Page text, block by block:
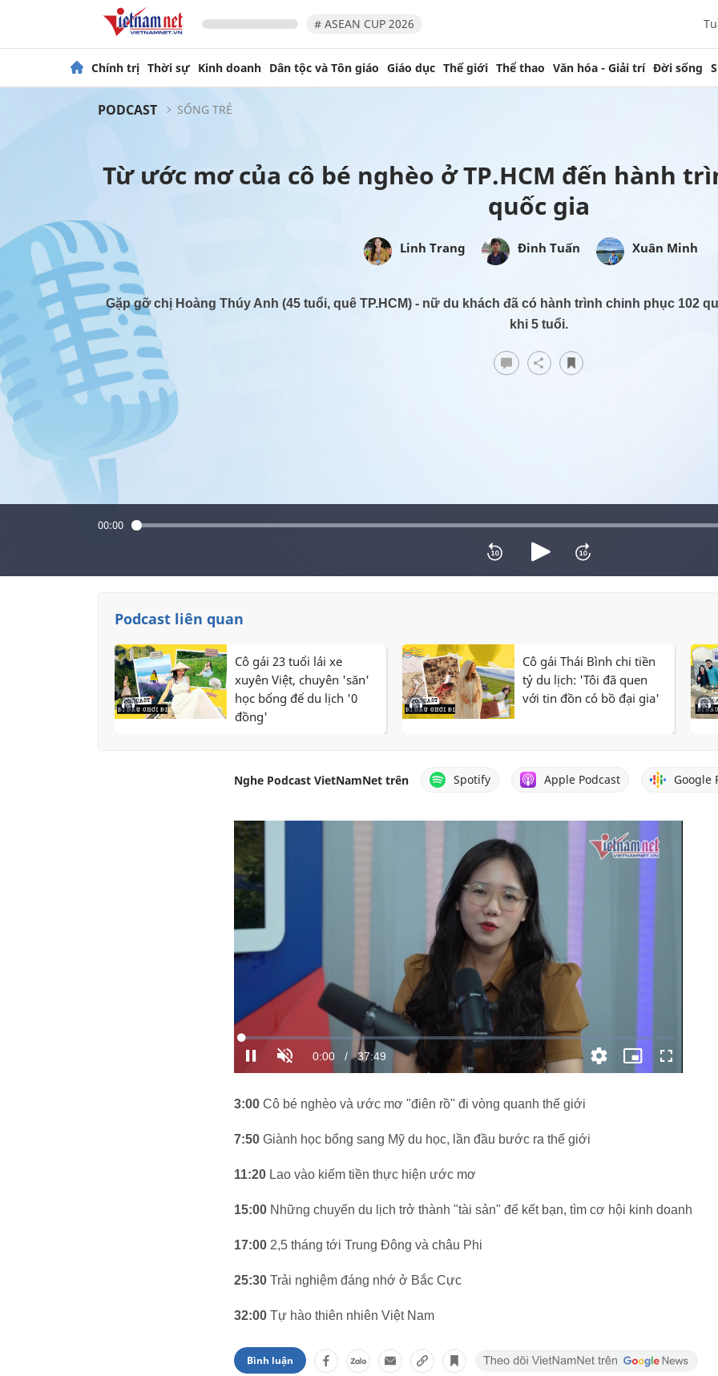
# ASEAN CUP 2026
Chính trị Thời sự Kinh doanh Dân tộc và Tôn giáo Giáo dục Thế giới Thể thao Văn hóa - Giải trí Đời sống
PODCAST SỐNG TRẺ
00:00
Từ ước mơ của cô bé nghèo ở TP.HCM đến hành
quốc gia
Linh Trang Đinh Tuấn Xuân Minh
Gặp gỡ chị Hoàng Thúy Anh (45 tuổi, quê TP.HCM) - nữ du khách đã có hành trình chinh phục 102
khi 5 tuổi.
Podcast liên quan
Cô gái 23 tuổi lái xe
xuyên Việt, chuyên 'săn'
học bổng để du lịch '0
đồng'
Cô gái Thái Bình chi tiền
tỷ du lịch: 'Tôi đã quen
với tin đồn có bồ đại gia'
Nghe Podcast VietNamNet trên Spotify Apple Podcast Google
3:00 Cô bé nghèo và ước mơ "điên rồ" đi vòng quanh thế giới
7:50 Giành học bổng sang Mỹ du học, lần đầu bước ra thế giới
11:20 Lao vào kiếm tiền thực hiện ước mơ
15:00 Những chuyến du lịch trở thành "tài sản" để kết bạn, tìm cơ hội kinh doanh
17:00 2,5 tháng tới Trung Đông và châu Phi
25:30 Trải nghiệm đáng nhớ ở Bắc Cực
32:00 Tự hào thiên nhiên Việt Nam
Bình luận